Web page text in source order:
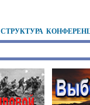
СТРУКТУРА